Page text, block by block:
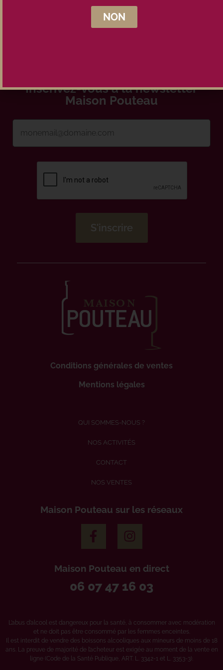
Inscrivez-vous à la newsletter
Maison Pouteau
Conditions générales de ventes
Mentions légales
QUI SOMMES-NOUS ?
NOS ACTIVITÉS
CONTACT
NOS VENTES
Maison Pouteau sur les réseaux
Maison Pouteau en direct
06 07 47 16 03
L’abus d’alcool est dangereux pour la santé, à consommer avec modération
et ne doit pas être consommé par les femmes enceintes.
Il est interdit de vendre des boissons alcooliques aux mineurs de moins de 18
ans. La preuve de majorité de l’acheteur est exigée au moment de la vente en
ligne (Code de la Santé Publique, ART. L. 3342-1 et L. 3353-3).
NON